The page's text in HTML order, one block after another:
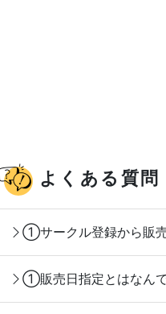
よくある質問
①サークル登録から販
①販売日指定とはなん